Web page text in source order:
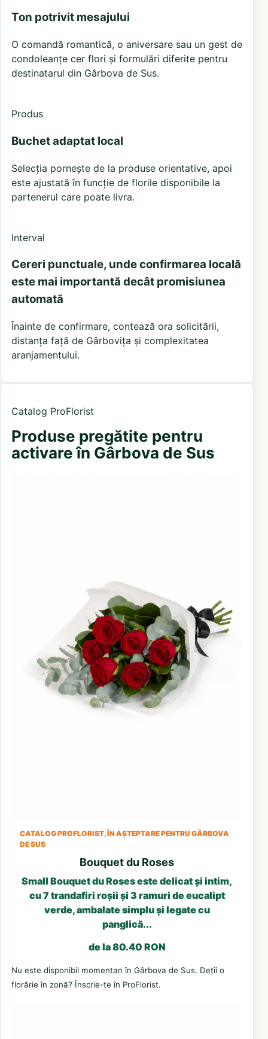
Ton potrivit mesajului
O comandă romantică, o aniversare sau un gest de
condoleanțe cer flori și formulări diferite pentru
destinatarul din Gârbova de Sus.
Produs
Buchet adaptat local
Selecția pornește de la produse orientative, apoi
este ajustată în funcție de florile disponibile la
partenerul care poate livra.
Interval
Cereri punctuale, unde confirmarea locală
este mai importantă decât promisiunea
automată
Înainte de confirmare, contează ora solicitării,
distanța față de Gârbovița și complexitatea
aranjamentului.
Catalog ProFlorist
Produse pregătite pentru
activare în Gârbova de Sus
CATALOG PROFLORIST, ÎN AȘTEPTARE PENTRU GÂRBOVA
DE SUS
Bouquet du Roses
Small Bouquet du Roses este delicat și intim,
cu 7 trandafiri roșii și 3 ramuri de eucalipt
verde, ambalate simplu și legate cu
panglică...
de la 80.40 RON
Nu este disponibil momentan în Gârbova de Sus. Deții o
florărie în zonă? Înscrie-te în ProFlorist.